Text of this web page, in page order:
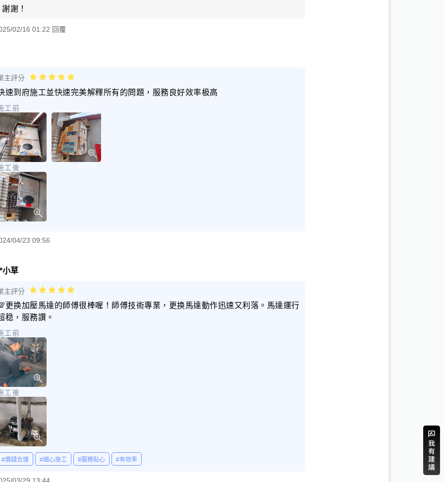
謝謝！
02/16 01:22 回覆
主評分
速到府施工並快速完美解釋所有的問題，服務良好效率极高
工前
工後
04/23 09:56
小草
主評分
更换加壓馬達的師傅很棒喔！師傅技術專業，更换馬達動作迅速又利落。馬達運行
稳，服務讚。
工前
工後
#價錢合理 #細心施工 #服務貼心 #有效率